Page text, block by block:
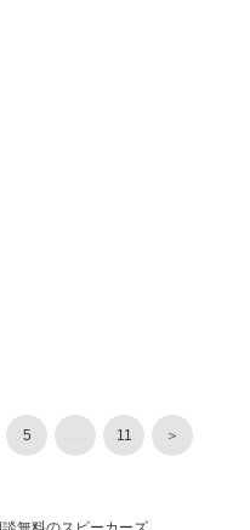
5 11 ＞